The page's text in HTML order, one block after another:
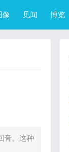
像 见闻 博览
音。这种